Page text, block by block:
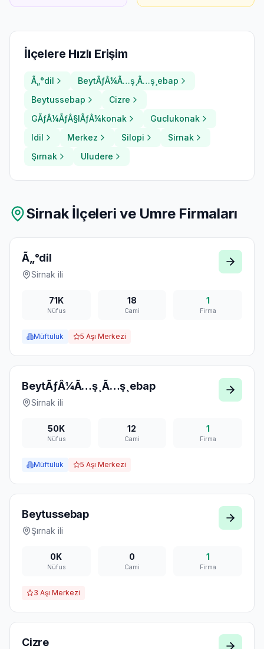
İlçelere Hızlı Erişim
Ã„°dil
BeytÃƒÂ¼Ã…ş¸Ã…ş¸ebap
Beytussebap
Cizre
GÃƒÂ¼ÃƒÂ§lÃƒÂ¼konak
Guclukonak
Idil
Merkez Silopi
Sirnak
Şırnak
Uludere
Sirnakİlçeleri ve Umre Firmaları
Ã„°dil
Sirnak ili
71K
Nüfus
18
Cami
1
Firma
Müftülük 5 Aşı Merkezi
BeytÃƒÂ¼Ã…ş¸Ã…ş¸ebap
Sirnak ili
50K
Nüfus
12
Cami
1
Firma
Müftülük 5 Aşı Merkezi
Beytussebap
Şırnak ili
0K
Nüfus
0
Cami
1
Firma
3 Aşı Merkezi
Cizre